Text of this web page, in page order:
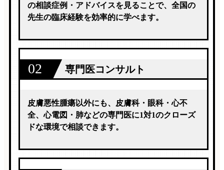
の相談症例・アドバイスを見ることで、全国の
先生の臨床経験を効率的に学べます。
02 専門医コンサルト
皮膚悪性腫瘍以外にも、皮膚科・眼科・心不
全、心電図・肺などの専門医に1対1のクローズ
ドな環境で相談できます。